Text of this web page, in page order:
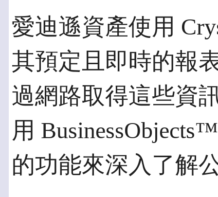
愛迪遜資產使用
其預定且即時的報
過網路取得這些資
用
的功能來深入了解